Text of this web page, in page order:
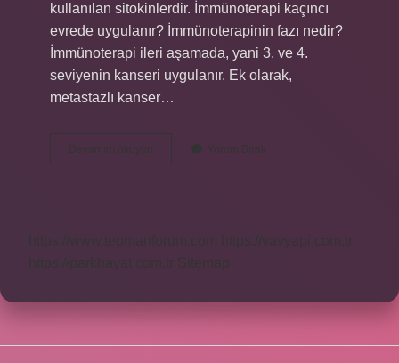
kullanılan sitokinlerdir. İmmünoterapi kaçıncı
evrede uygulanır? İmmünoterapinin fazı nedir?
İmmünoterapi ileri aşamada, yani 3. ve 4.
seviyenin kanseri uygulanır. Ek olarak,
metastazlı kanser…
İMmünoterapiYorum Bırak
https://www.teomanforum.com
https://vavyapi.com.tr
https://parkhayat.com.tr
Sitemap